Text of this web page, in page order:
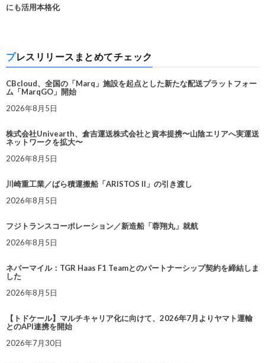
にも活用本格化
プレスリリースまとめてチェック
CBcloud、全国の「Marq」施設を起点とした新たな配送プラットフォー
ム「MarqGO」開始
2026年8月5日
株式会社Univearth、倉吉運送株式会社と資本提携〜山陰エリアへ実運送
ネットワークを拡大〜
2026年8月5日
川崎重工業／ばら積運搬船「ARISTOS II」の引き渡し
2026年8月5日
フジトランスコーポレーション／新造船「蓉翔丸」就航
2026年8月5日
ネバーマイル：TGR Haas F1 Teamとのパートナーシップ契約を締結しま
した
2026年8月5日
【トドケール】マルチキャリア化に向けて、2026年7月よりヤマト運輸
とのAPI連携を開始
2026年7月30日